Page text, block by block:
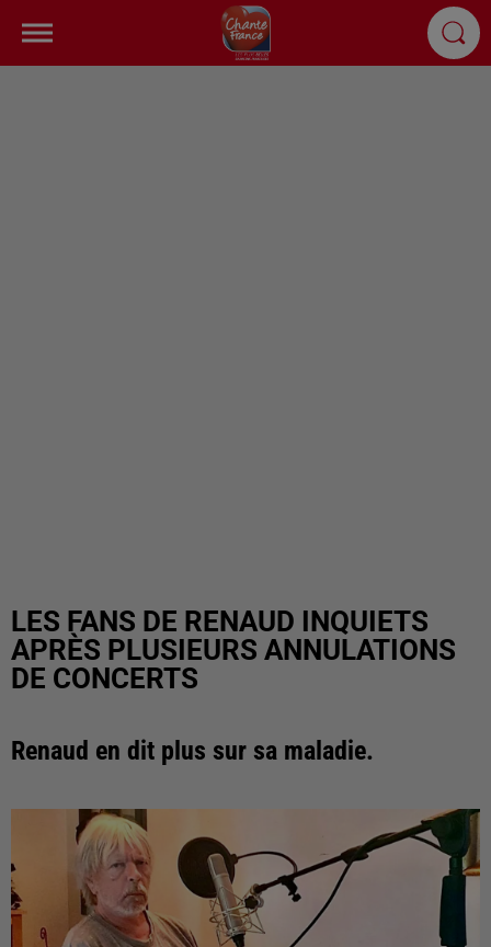
LES FANS DE RENAUD INQUIETS
APRÈS PLUSIEURS ANNULATIONS
DE CONCERTS
Renaud en dit plus sur sa maladie.